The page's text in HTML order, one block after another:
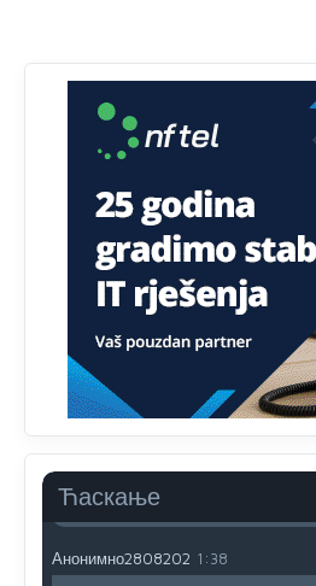
Ћаскање
Анонимно2807895 12:18
Drzi pod kontrolom tri stvari
ponasanje...Uzivotu brani tri
slabije.Iz zivota iskljuci tri stvari
dok si ziv gaji tri stvari
prijateljstvo!!
Анонимно2806721 12:39
791 BiH nije priznala Kosovo kao
genocidna tvorevina pravi
davnopriznala.Nasvakom
uvoznik za Kosovo
Анонимно2806721
12:45
Kosovo-kome će se vratiti? Gdje
da brani? A imamo vojsku Kosova
dobro i da se što bolje opreme
Анонимно2808202 1:38